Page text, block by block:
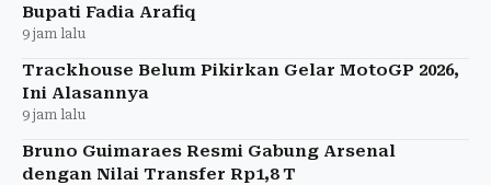
Bupati Fadia Arafiq
9 jam lalu
Trackhouse Belum Pikirkan Gelar MotoGP 2026,
Ini Alasannya
9 jam lalu
Bruno Guimaraes Resmi Gabung Arsenal
dengan Nilai Transfer Rp1,8 T